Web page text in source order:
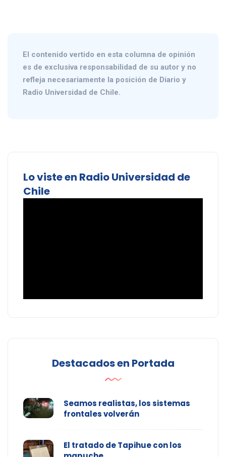
El contenido vertido en esta columna de opinión
es de exclusiva responsabilidad de su autor y no
refleja necesariamente la posición de Diario y
Radio Universidad de Chile.
Lo viste en Radio Universidad de
Chile
Destacados en Portada
Seamos realistas, los sistemas
frontales volverán
El tratado de Tapihue con los